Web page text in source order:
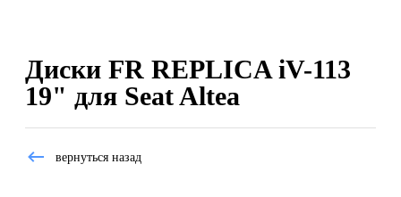
Диски FR REPLICA iV-113
19" для Seat Altea
вернуться назад